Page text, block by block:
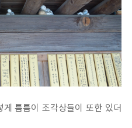
틈틈이 조각상들이 또한 있더